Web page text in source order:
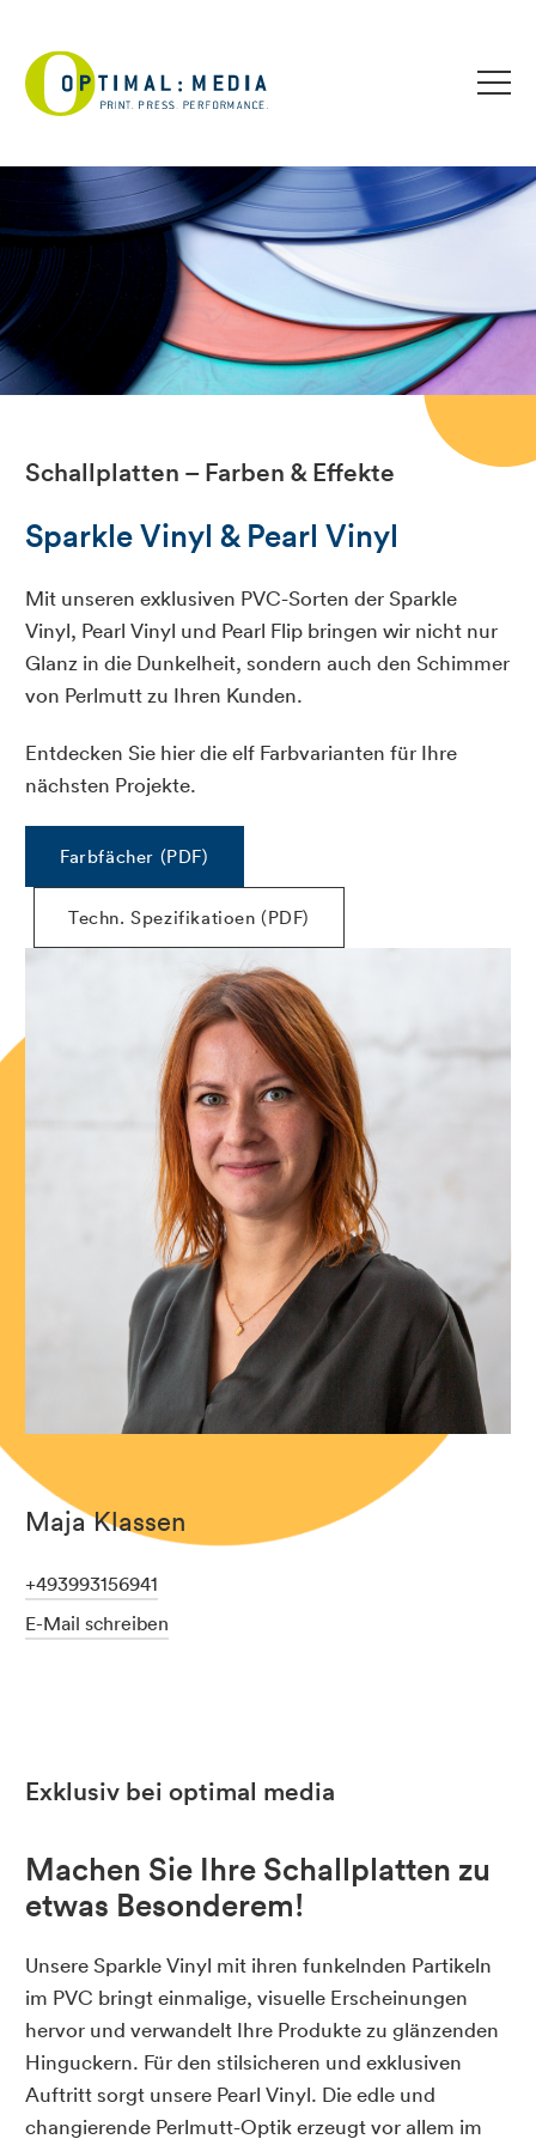
Schallplatten – Farben & Effekte
Sparkle Vinyl & Pearl Vinyl
Mit unseren exklusiven PVC-Sorten der Sparkle
Vinyl, Pearl Vinyl und Pearl Flip bringen wir nicht nur
Glanz in die Dunkelheit, sondern auch den Schimmer
von Perlmutt zu Ihren Kunden.
Entdecken Sie hier die elf Farbvarianten für Ihre
nächsten Projekte.
Farbfächer (PDF)
Techn. Spezifikatioen (PDF)
Maja Klassen
+493993156941
E-Mail schreiben
Exklusiv bei optimal media
Machen Sie Ihre Schallplatten zu
etwas Besonderem!
Unsere Sparkle Vinyl mit ihren funkelnden Partikeln
im PVC bringt einmalige, visuelle Erscheinungen
hervor und verwandelt Ihre Produkte zu glänzenden
Hinguckern. Für den stilsicheren und exklusiven
Auftritt sorgt unsere Pearl Vinyl. Die edle und
changierende Perlmutt-Optik erzeugt vor allem im